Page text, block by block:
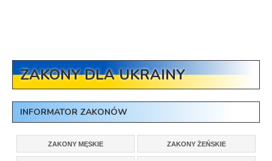
ZAKONY DLA UKRAINY
INFORMATOR ZAKONÓW
ZAKONY MĘSKIE ZAKONY ŻEŃSKIE